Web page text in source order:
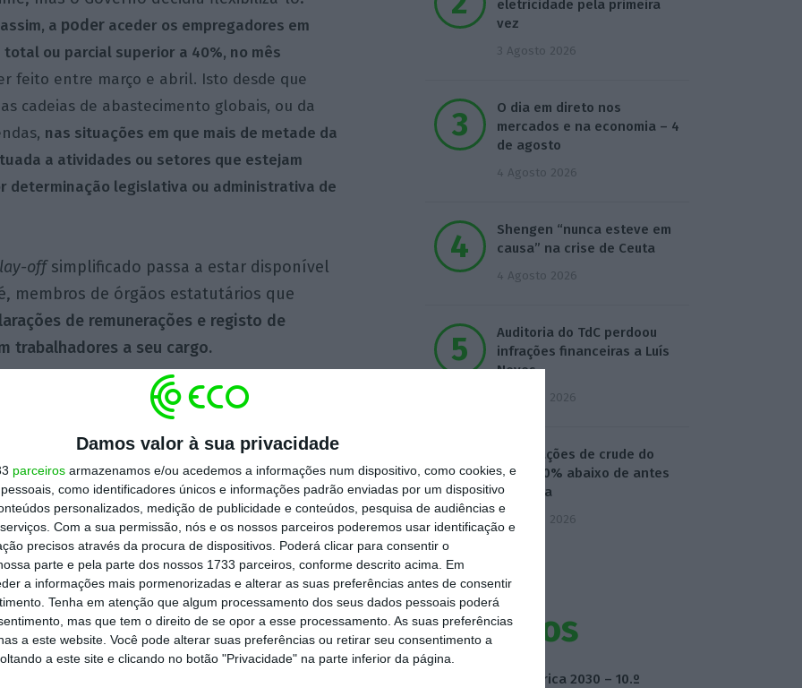
Damos valor à sua privacidade
parceiros armazenamos e/ou acedemos a informações num dispositivo, como cookies, e
como identificadores únicos e informações padrão enviadas por um dispositivo
personalizados, medição de publicidade e conteúdos, pesquisa de audiências e
Com a sua permissão, nós e os nossos parceiros poderemos usar identificação e
precisos através da procura de dispositivos. Poderá clicar para consentir o
parte e pela parte dos nossos 1733 parceiros, conforme descrito acima. Em
a informações mais pormenorizadas e alterar as suas preferências antes de consentir
Tenha em atenção que algum processamento dos seus dados pessoais poderá
mas que tem o direito de se opor a esse processamento. As suas preferências
a este website. Você pode alterar suas preferências ou retirar seu consentimento a
a este site e clicando no botão "Privacidade" na parte inferior da página.
a poderaceder os empregadores em
total ou parcial superior a 40%, no mês
feito entre março e abril. Isto desde que
cadeias de abastecimento globais, ou da
nas situações em que mais de metade da
a atividades ou setores que estejam
determinação legislativa ou administrativa de
lay-offsimplificado passa a estar disponível
membros de órgãos estatutários que
de remunerações e registo de
trabalhadores a seu cargo.
apoio à retoma progressiva
Além disso, osempregadores do
isenções e dispensas contributivasà
a estar disponível, no caso do turismo,
para os trabalhadores independentes e
suspensa ou encerrada por imposição
de comprovada paragem”. Em causa está
e 665 euros aos requerentes, na
eletricidade pela primeira
vez
3 Agosto 2026
O dia em direto nos
mercados e na economia – 4
de agosto
4 Agosto 2026
Shengen “nunca esteve em
causa” na crise de Ceuta
4 Agosto 2026
Auditoria do TdC perdoou
infrações financeiras a Luís
Neves
5 Agosto 2026
Exportações de crude do
Golfo 40% abaixo de antes
da guera
5 Agosto 2026
Eventos
Fábrica 2030 – 10.º